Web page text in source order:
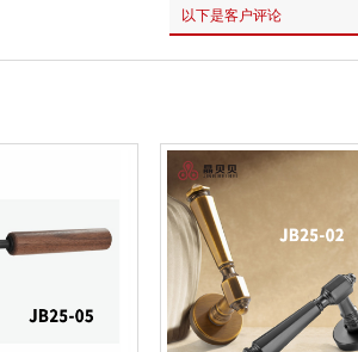
以下是客户评论